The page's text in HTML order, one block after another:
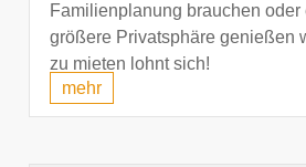
Familienplanung brauchen oder
größere Privatsphäre genießen
zu mieten lohnt sich!
mehr